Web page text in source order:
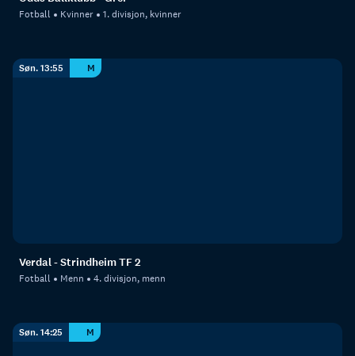
Fotball Kvinner 1. divisjon, kvinner
Søn. 13:55 M
Verdal - Strindheim TF 2
Fotball Menn 4. divisjon, menn
Søn. 14:25 M